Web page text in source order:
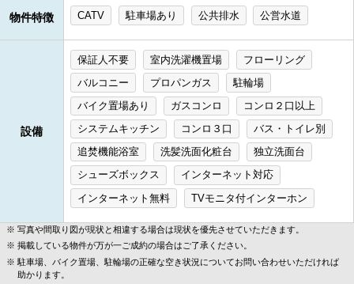
物件特徴 CATV 駐車場あり 公共排水 公営水道
設備
保証人不要 室内洗濯機置場
フローリング
バルコニー
プロパンガス
駐輪場
バイク置場あり
ガスコンロ
コンロ２口以上
システムキッチン
コンロ３口
バス・トイレ別
追焚機能浴室
洗髪洗面化粧台
独立洗面台
シューズボックス
インターネット対応
インターネット無料
TVモニタ付インターホン
写真や間取り図が現状と相違する場合は現状を優先させていただきます。
掲載している物件が万が一ご成約の場合はご了承ください。
駐車場、バイク置場、駐輪場の正確な空き状況についてお問い合わせいただければ
助かります。